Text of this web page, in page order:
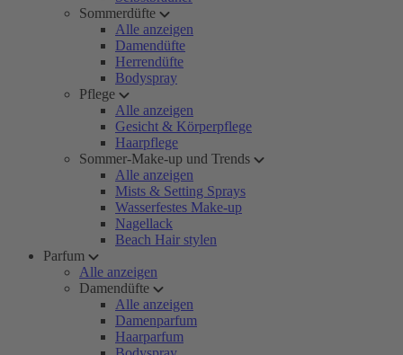
Sommerdüfte
Alle anzeigen
Damendüfte
Herrendüfte
Bodyspray
Pflege
Alle anzeigen
Gesicht & Körperpflege
Haarpflege
Sommer-Make-up und Trends
Alle anzeigen
Mists & Setting Sprays
Wasserfestes Make-up
Nagellack
Beach Hair stylen
Parfum
Alle anzeigen
Damendüfte
Alle anzeigen
Damenparfum
Haarparfum